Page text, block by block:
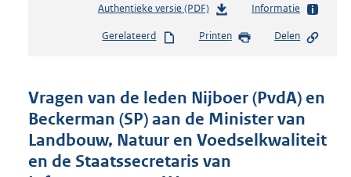
Authentieke versie (PDF)b
s
n
d
s
g
r
Informatie
Gerelateerd Printen Delen
Vragen van de leden Nijboer (PvdA) en
Beckerman (SP) aan de Minister van
Landbouw, Natuur en Voedselkwaliteit
en de Staatssecretaris van